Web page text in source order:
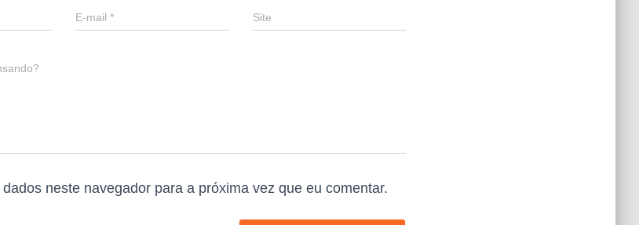
E-mail* Site
neste navegador para a próxima vez que eu comentar.